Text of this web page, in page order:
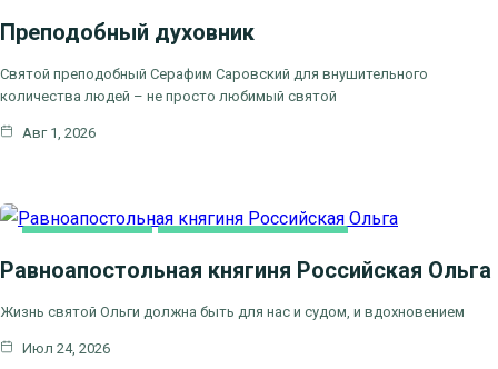
ЦЕРКОВНЫЕ
Преподобный духовник
Святой преподобный Серафим Саровский для внушительного
количества людей – не просто любимый святой
Авг 1, 2026
Равноапостольная княгиня Российская Ольга
Жизнь святой Ольги должна быть для нас и судом, и вдохновением
Июл 24, 2026